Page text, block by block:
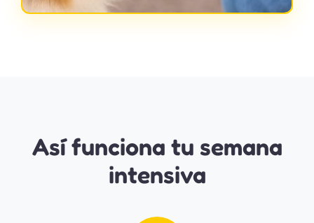
Así funciona tu semana
intensiva